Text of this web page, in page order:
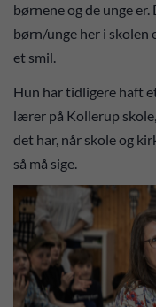
børnene og de unge
børn/unge her i skolen
et smil.
Hun har tidligere haft
lærer på Kollerup
det har, når skole og
så må sige.